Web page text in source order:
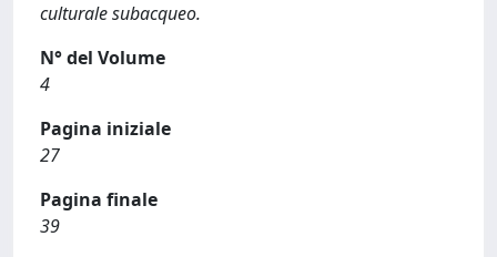
culturale subacqueo.
N° del Volume
4
Pagina iniziale
27
Pagina finale
39